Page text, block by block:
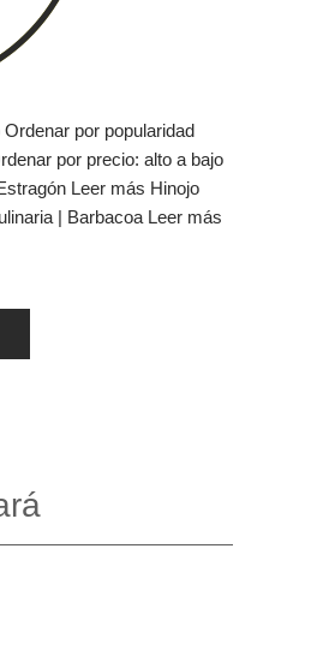
por popularidad
por precio: alto a bajo
Leer más Hinojo
| Barbacoa Leer más